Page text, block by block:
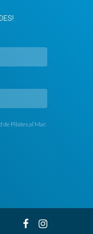
de Pilates al Mar.